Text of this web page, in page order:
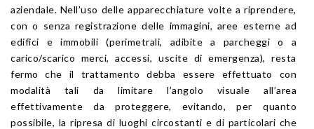
aziendale. Nell’uso delle apparecchiature volte a riprendere,
con o senza registrazione delle immagini, aree esterne ad
edifici e immobili (perimetrali, adibite a parcheggi o a
carico/scarico merci, accessi, uscite di emergenza), resta
fermo che il trattamento debba essere effettuato con
modalità tali da limitare l’angolo visuale all’area
effettivamente da proteggere, evitando, per quanto
possibile, la ripresa di luoghi circostanti e di particolari che